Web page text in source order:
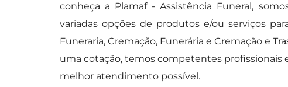
conheça a Plamaf - Assistência Funeral,
variadas opções de produtos e/ou serviços
Funeraria, Cremação, Funerária e Cremação e
uma cotação, temos competentes profissionais
melhor atendimento possível.